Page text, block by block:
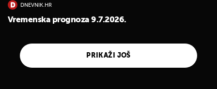
DNEVNIK.HR
Vremenska prognoza 9.7.2026.
PRIKAŽI JOŠ